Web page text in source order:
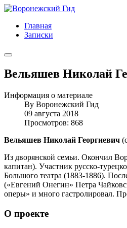
Главная
Записки
Вельяшев Николай
Информация о материале
By Воронежский Гид
09 августа 2018
Просмотров: 868
Вельяшев Николай Георгиевич
Из дворянской семьи. Окончил
капитан). Участник русско-
Большого театра (1883-1886).
(«Евгений Онегин» Петра
оперы» и много гастролировал.
О проекте